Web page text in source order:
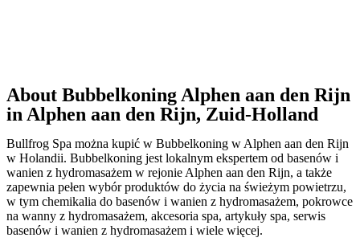
About Bubbelkoning Alphen aan den Rijn
in Alphen aan den Rijn, Zuid-Holland
Bullfrog Spa można kupić w Bubbelkoning w Alphen aan den Rijn
w Holandii. Bubbelkoning jest lokalnym ekspertem od basenów i
wanien z hydromasażem w rejonie Alphen aan den Rijn, a także
zapewnia pełen wybór produktów do życia na świeżym powietrzu,
w tym chemikalia do basenów i wanien z hydromasażem, pokrowce
na wanny z hydromasażem, akcesoria spa, artykuły spa, serwis
basenów i wanien z hydromasażem i wiele więcej.